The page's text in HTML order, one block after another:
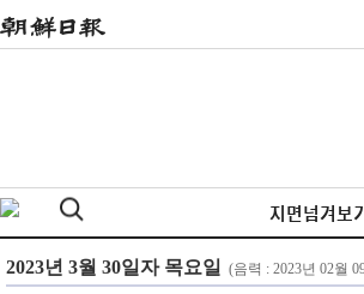
지면넘겨보기